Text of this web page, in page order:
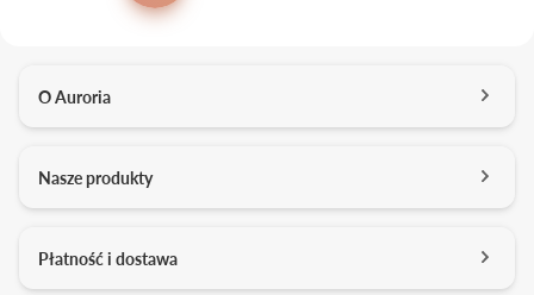
O Auroria
Kontakt
Kariera
Nasze produkty
Obrączki ślubne
Płatność i dostawa